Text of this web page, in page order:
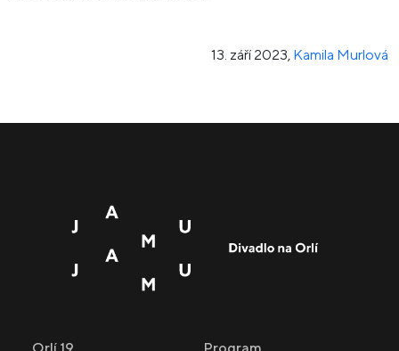
13. září 2023, Kamila Murlová
Orlí 19 Program